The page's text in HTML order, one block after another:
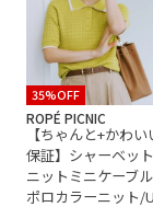
ナイロン ニッ
ペプラム メ
冷んやり 切り
大人の女性
透かし編み
35%OFF
ROPÉ PICNIC
【ちゃんと+かわい
保証】シャーベット
ニットミニケーブル
ポロカラーニット/